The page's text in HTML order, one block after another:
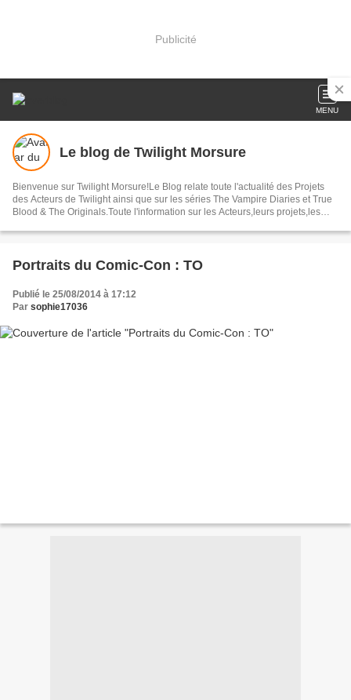
Publicité
MENU
Le blog de Twilight Morsure
Bienvenue sur Twilight Morsure!Le Blog relate toute l'actualité des Projets
des Acteurs de Twilight ainsi que sur les séries The Vampire Diaries et True
Blood & The Originals.Toute l'information sur les Acteurs,leurs projets,les
Trois Sagas.
Portraits du Comic-Con : TO
Publié le 25/08/2014 à 17:12
Par sophie17036